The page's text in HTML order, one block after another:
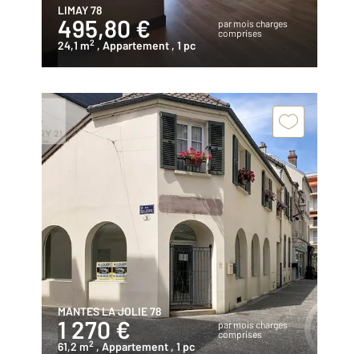
LIMAY 78
495,80 €
par mois charges
comprises
24,1 m2 , Appartement , 1 pc
MANTES LA JOLIE 78
1 270 €
par mois charges
comprises
61,2 m2 , Appartement , 1 pc